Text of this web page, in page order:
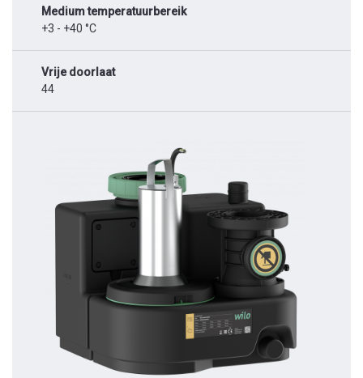
Medium temperatuurbereik
+3 - +40 °C
Vrije doorlaat
44